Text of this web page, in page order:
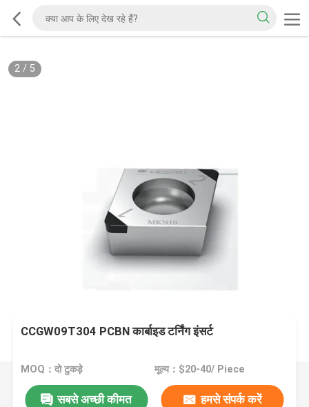
2/ 5
CCGW09T304 PCBN कार्बाइड टर्निंग इंसर्ट
MOQ：दो टुकड़े मूल्य：$20-40/ Piece
सबसे अच्छी कीमत हमसे संपर्क करें